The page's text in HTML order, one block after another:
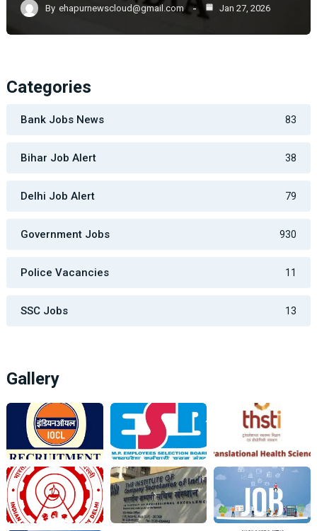
By ehapurnewscloud@gmail.com Jan 27, 2026
Categories
Bank Jobs News 83
Bihar Job Alert 38
Delhi Job Alert 79
Government Jobs 930
Police Vacancies 11
SSC Jobs 13
Gallery